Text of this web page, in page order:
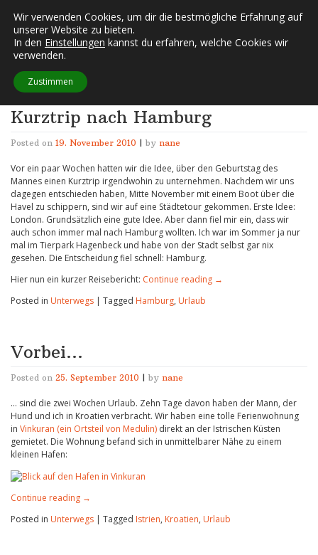
content
FUSSELECKE
Schlagwort:
Kurztrip nach Hamburg
Posted on 19. November 2010 | by nane
Vor ein paar Wochen hatten wir die Idee, über den Geburtstag des
Mannes einen Kurztrip irgendwohin zu unternehmen. Nachdem wir uns
dagegen entschieden haben, Mitte November mit einem Boot über die
Havel zu schippern, sind wir auf eine Städtetour gekommen. Erste Idee:
London. Grundsätzlich eine gute Idee. Aber dann fiel mir ein, dass wir
auch schon immer mal nach Hamburg wollten. Ich war im Sommer ja nur
mal im Tierpark Hagenbeck und habe von der Stadt selbst gar nix
gesehen. Die Entscheidung fiel schnell: Hamburg.
Hier nun ein kurzer Reisebericht: Continue reading →
Posted in Unterwegs | Tagged Hamburg, Urlaub
Vorbei…
Posted on 25. September 2010 | by nane
… sind die zwei Wochen Urlaub. Zehn Tage davon haben der Mann, der
Hund und ich in Kroatien verbracht. Wir haben eine tolle Ferienwohnung
in Vinkuran (ein Ortsteil von Medulin) direkt an der Istrischen Küsten
gemietet. Die Wohnung befand sich in unmittelbarer Nähe zu einem
kleinen Hafen:
Continue reading →
Posted in Unterwegs | Tagged Istrien, Kroatien, Urlaub
Wir verwenden Cookies, um dir die bestmögliche Erfahrung auf
unserer Website zu bieten.
In den Einstellungen kannst du erfahren, welche Cookies wir
verwenden.
Zustimmen